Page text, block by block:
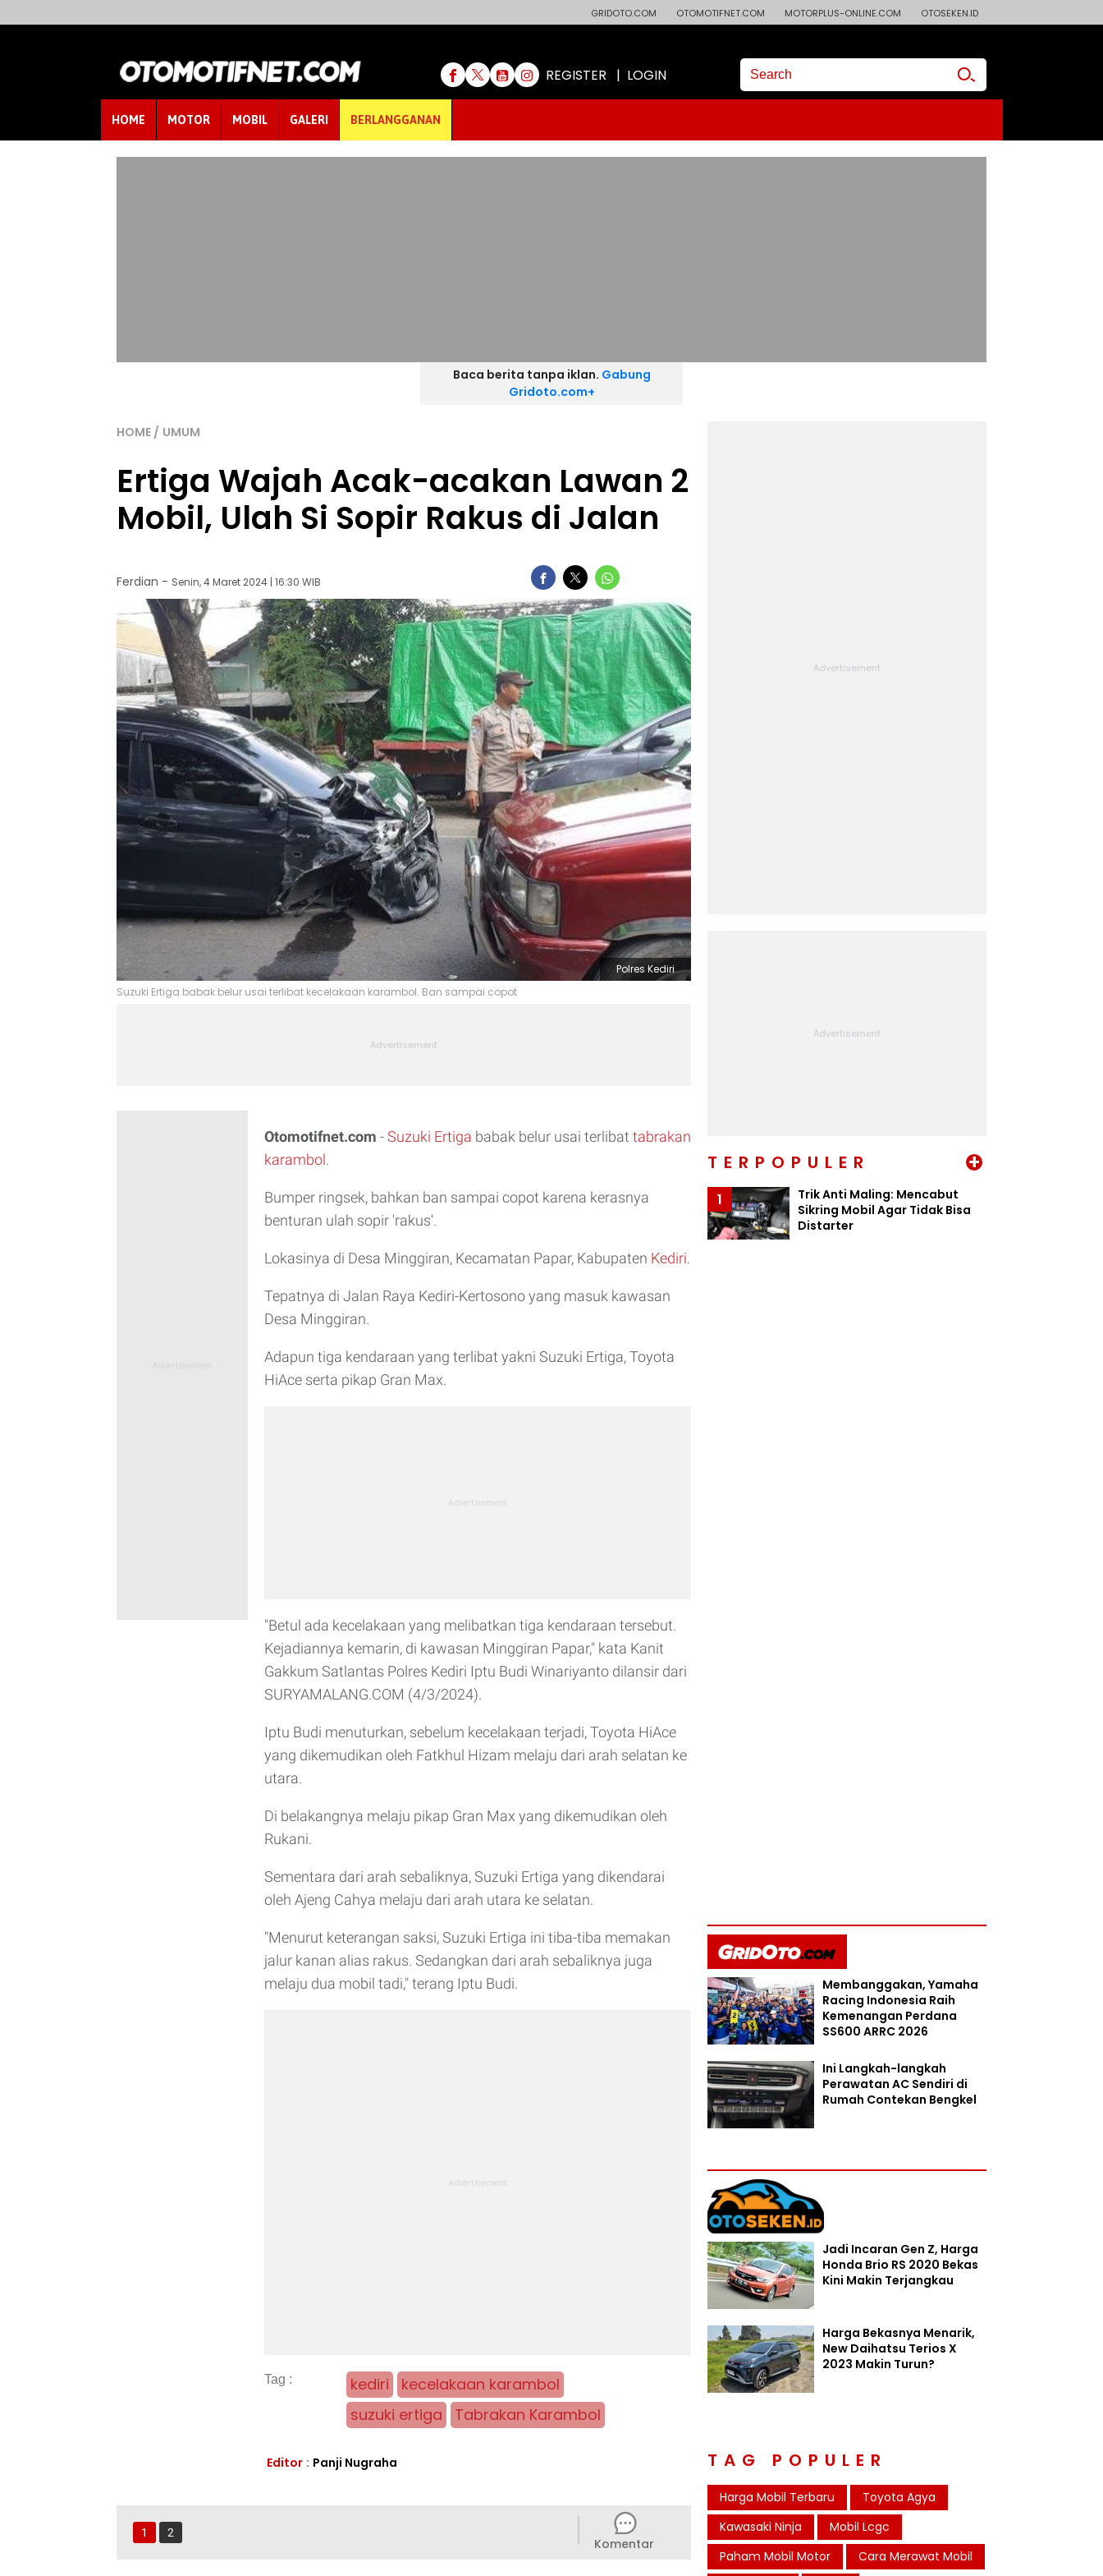
GRIDOTO.COM OTOMOTIFNET.COM MOTORPLUS-ONLINE.COM OTOSEKEN.ID
REGISTER | LOGIN
HOME MOTOR MOBIL GALERI BERLANGGANAN
Baca berita tanpa iklan. Gabung
Gridoto.com+
HOME UMUM
Ertiga Wajah Acak-acakan Lawan 2
Mobil, Ulah Si Sopir Rakus di Jalan
Ferdian - Senin, 4 Maret 2024 | 16:30 WIB
Polres Kediri
Suzuki Ertiga babak belur usai terlibat kecelakaan karambol. Ban sampai copot
Otomotifnet.com -Suzuki Ertiga babak belur usai terlibat tabrakan
karambol.
Bumper ringsek, bahkan ban sampai copot karena kerasnya
benturan ulah sopir 'rakus'.
Lokasinya di Desa Minggiran, Kecamatan Papar, Kabupaten Kediri.
Tepatnya di Jalan Raya Kediri-Kertosono yang masuk kawasan
Desa Minggiran.
Adapun tiga kendaraan yang terlibat yakni Suzuki Ertiga, Toyota
HiAce serta pikap Gran Max.
"Betul ada kecelakaan yang melibatkan tiga kendaraan tersebut.
Kejadiannya kemarin, di kawasan Minggiran Papar," kata Kanit
Gakkum Satlantas Polres Kediri Iptu Budi Winariyanto dilansir dari
SURYAMALANG.COM (4/3/2024).
Iptu Budi menuturkan, sebelum kecelakaan terjadi, Toyota HiAce
yang dikemudikan oleh Fatkhul Hizam melaju dari arah selatan ke
utara.
Di belakangnya melaju pikap Gran Max yang dikemudikan oleh
Rukani.
Sementara dari arah sebaliknya, Suzuki Ertiga yang dikendarai
oleh Ajeng Cahya melaju dari arah utara ke selatan.
"Menurut keterangan saksi, Suzuki Ertiga ini tiba-tiba memakan
jalur kanan alias rakus. Sedangkan dari arah sebaliknya juga
melaju dua mobil tadi," terang Iptu Budi.
kediri
kecelakaan karambol
suzuki ertiga
Tabrakan Karambol
Editor : Panji Nugraha
1 2
Komentar
TERPOPULER +
1
Trik Anti Maling: Mencabut
Sikring Mobil Agar Tidak Bisa
Distarter
Membanggakan, Yamaha
Racing Indonesia Raih
Kemenangan Perdana
SS600 ARRC 2026
Ini Langkah-langkah
Perawatan AC Sendiri di
Rumah Contekan Bengkel
Jadi Incaran Gen Z, Harga
Honda Brio RS 2020 Bekas
Kini Makin Terjangkau
Harga Bekasnya Menarik,
New Daihatsu Terios X
2023 Makin Turun?
TAG POPULER
Harga Mobil Terbaru
Toyota Agya
Kawasaki Ninja
Mobil Lcgc
Paham Mobil Motor
Cara Merawat Mobil